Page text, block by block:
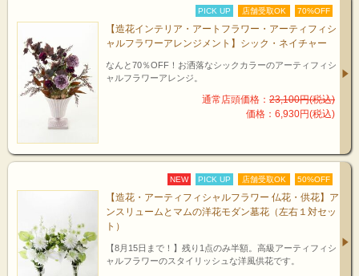
PICK UP 店舗受取OK 70%OFF
【造花インテリア・アートフラワー・アーティフィシ
ャルフラワーアレンジメント】シック・ネイチャー
なんと70％OFF！お洒落なシックカラーのアーティフィシ
ャルフラワーアレンジ。
通常店頭価格： 23,100円(税込)
価格：6,930円(税込)
NEW PICK UP 店舗受取OK 50%OFF
【造花・アーティフィシャルフラワー 仏花・供花】ア
ンスリュームとマムの洋花モダン墓花（左右１対セッ
ト）
【8月15日まで！】残り1点のみ半額。高級アーティフィシ
ャルフラワーのスタイリッシュな洋風供花です。